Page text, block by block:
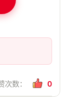
次数： 0